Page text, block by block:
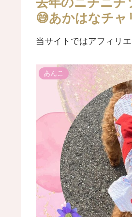
😅あかはなチャ
当サイトではアフィリ
あんこ